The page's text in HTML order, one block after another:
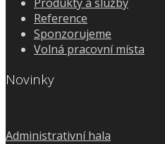
Reference
Sponzorujeme
Volná pracovní místa
Novinky
Administrativní hala